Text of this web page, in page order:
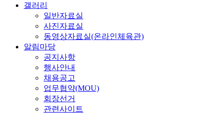
갤러리
일반자료실
사진자료실
동영상자료실(온라인체육관)
알림마당
공지사항
행사안내
채용공고
업무협약(MOU)
회장선거
관련사이트